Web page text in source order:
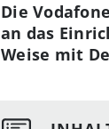
Die
an das
Weise mit